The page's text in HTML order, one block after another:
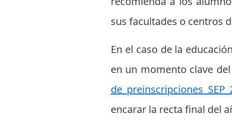
sus facultades o centros
En el caso de la
en un momento clave
de preinscripciones SEP
encarar la recta final del